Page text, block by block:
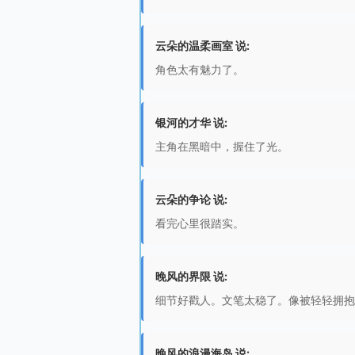
云朵的温柔画室 说:
角色太有魅力了。
银河的才华 说:
主角在黑暗中，握住了光。
云朵的争论 说:
看完心里很踏实。
晚风的界限 说:
细节好戳人。文笔太稳了。像被轻轻拥